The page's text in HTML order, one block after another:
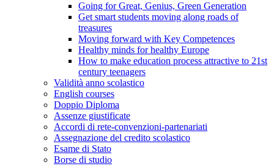
Going for Great, Genius, Green Generation
Get smart students moving along roads of
treasures
Moving forward with Key Competences
Healthy minds for healthy Europe
How to make education process attractive to 21st
century teenagers
Validità anno scolastico
English courses
Doppio Diploma
Assenze giustificate
Accordi di rete-convenzioni-partenariati
Assegnazione del credito scolastico
Esame di Stato
Borse di studio